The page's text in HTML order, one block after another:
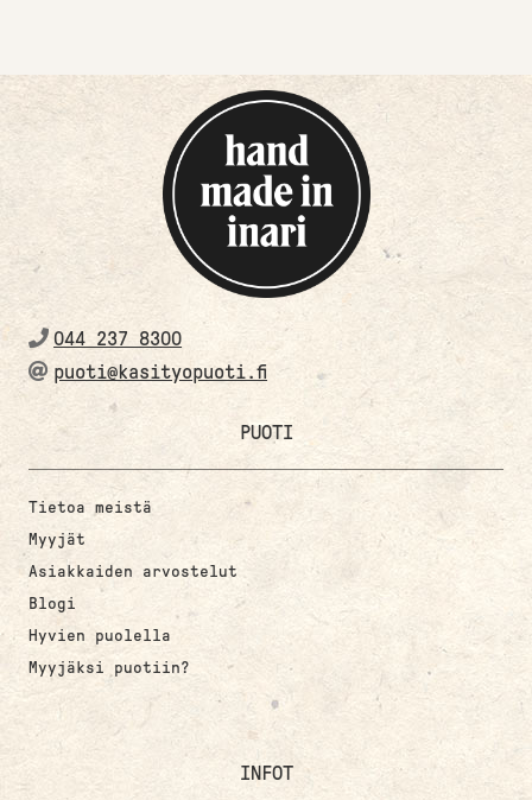
044 237 8300
puoti@kasityopuoti.fi
PUOTI
Tietoa meistä
Myyjät
Asiakkaiden arvostelut
Blogi
Hyvien puolella
Myyjäksi puotiin?
INFOT